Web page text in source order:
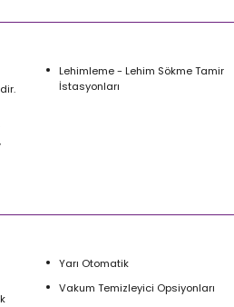
Lehimleme - Lehim Sökme Tamir
İstasyonları
Yarı Otomatik
Vakum Temizleyici Opsiyonları